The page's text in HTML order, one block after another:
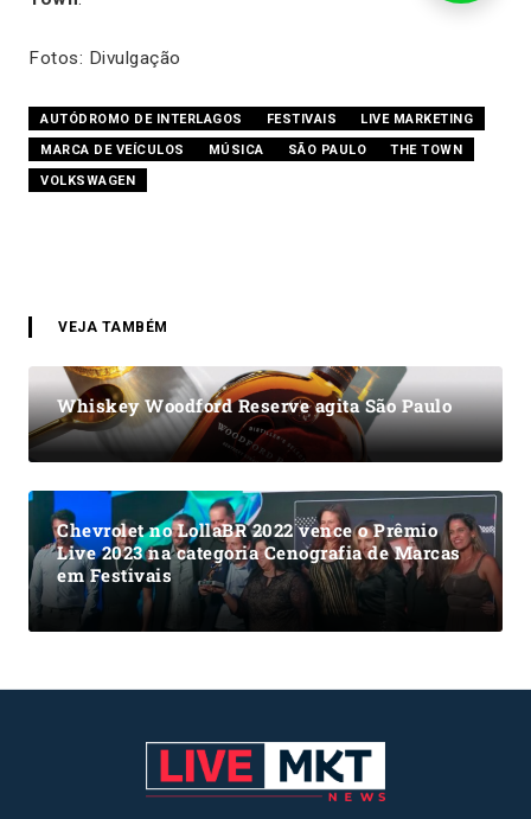
Fotos: Divulgação
AUTÓDROMO DE INTERLAGOS FESTIVAIS
LIVE MARKETING
MARCA DE VEÍCULOS
MÚSICA SÃO PAULO
THE TOWN
VOLKSWAGEN
VEJA TAMBÉM
Whiskey Woodford Reserve agita São Paulo
Chevrolet no LollaBR 2022 vence o Prêmio
Live 2023 na categoria Cenografia de Marcas
em Festivais